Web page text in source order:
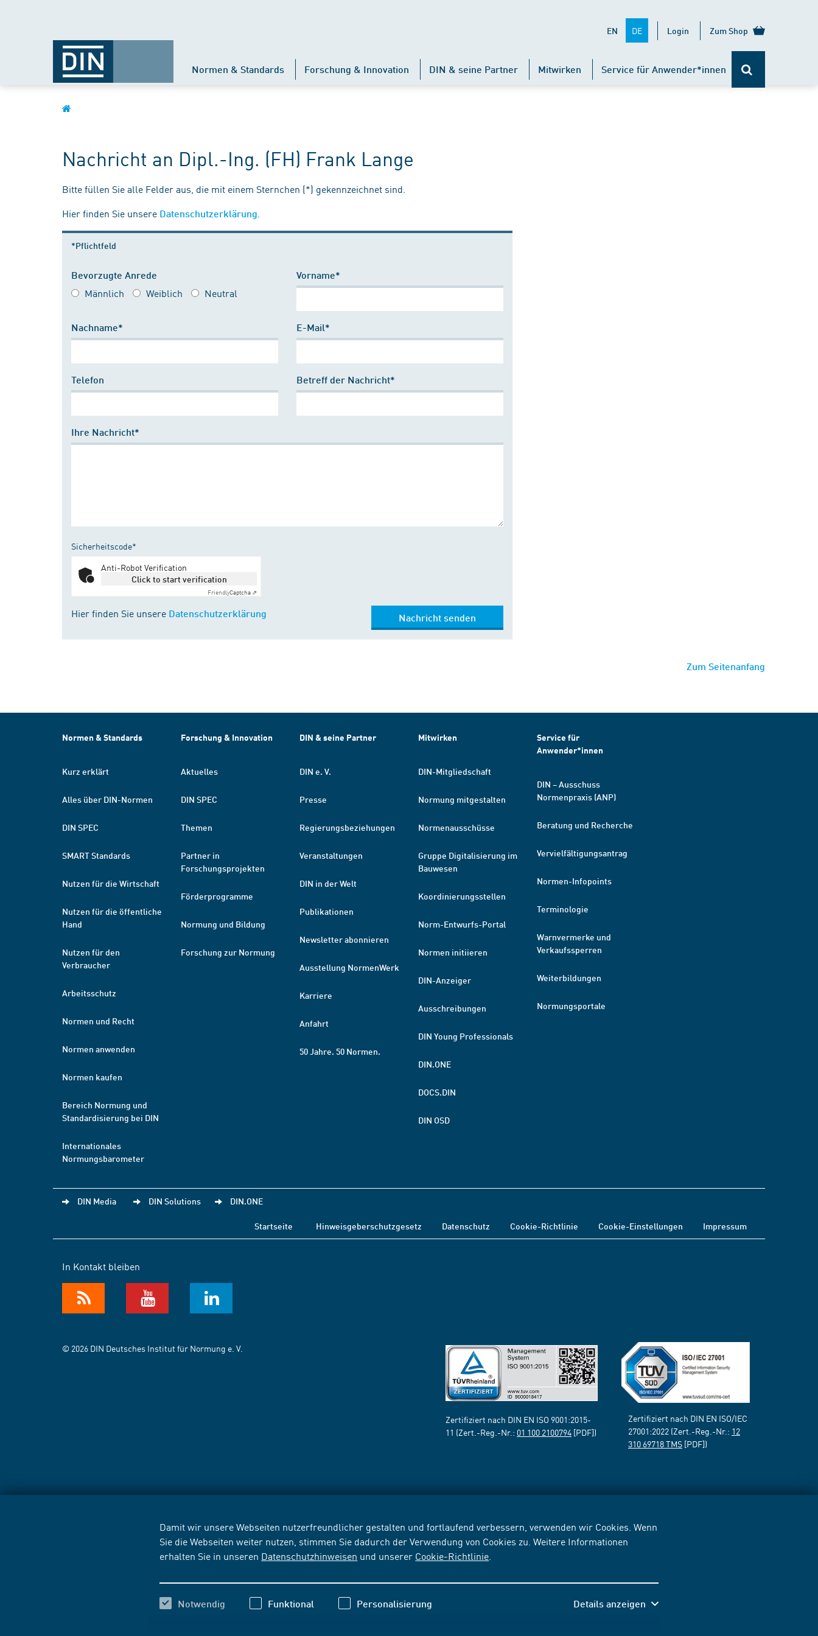
Damit wir unsere Webseiten nutzerfreundlicher gestalten und fortlaufend verbessern, verwenden wir Cookies. Wenn
Sie die Webseiten weiter nutzen, stimmen Sie dadurch der Verwendung von Cookies zu. Weitere Informationen
erhalten Sie in unseren Datenschutzhinweisen und unserer Cookie-Richtlinie
Notwendig Funktional Personalisierung Details anzeigen
EN DE Login Zum Shop
Normen & Standards Forschung & Innovation DIN & seine Partner Mitwirken Service für Anwender*innen
Nachricht an Dipl.-Ing. (FH) Frank Lange
Bitte füllen Sie alle Felder aus, die mit einem Sternchen (*) gekennzeichnet sind.
Hier finden Sie unsere Datenschutzerklärung
*Pflichtfeld
Bevorzugte Anrede
Männlich Weiblich Neutral
Vorname*
Nachname* E-Mail*
Telefon Betreff der Nachricht*
Ihre Nachricht*
Sicherheitscode*
Anti-Robot Verification
Click to start verification
FriendlyCaptcha ⇗
Hier finden Sie unsere Datenschutzerklärung Nachricht senden
Zum Seitenanfang
Normen & Standards
Kurz erklärt
Alles über DIN-Normen
DIN SPEC
SMART Standards
Nutzen für die Wirtschaft
Nutzen für die öffentliche
Hand
Nutzen für den
Verbraucher
Arbeitsschutz
Normen und Recht
Normen anwenden
Normen kaufen
Bereich Normung und
Standardisierung bei DIN
Internationales
Normungsbarometer
Forschung & Innovation
Aktuelles
DIN SPEC
Themen
Partner in
Forschungsprojekten
Förderprogramme
Normung und Bildung
Forschung zur Normung
DIN & seine Partner
DIN e. V.
Presse
Regierungsbeziehungen
Veranstaltungen
DIN in der Welt
Publikationen
Newsletter abonnieren
Ausstellung NormenWerk
Karriere
Anfahrt
50 Jahre. 50 Normen.
Mitwirken
DIN-Mitgliedschaft
Normung mitgestalten
Normenausschüsse
Gruppe Digitalisierung im
Bauwesen
Koordinierungsstellen
Norm-Entwurfs-Portal
Normen initiieren
DIN-Anzeiger
Ausschreibungen
DIN Young Professionals
DIN.ONE
DOCS.DIN
DIN OSD
Service für
Anwender*innen
DIN – Ausschuss
Normenpraxis (ANP)
Beratung und Recherche
Vervielfältigungsantrag
Normen-Infopoints
Terminologie
Warnvermerke und
Verkaufssperren
Weiterbildungen
Normungsportale
DIN Media DIN Solutions DIN.ONE
Startseite Hinweisgeberschutzgesetz Datenschutz Cookie-Richtlinie Cookie-Einstellungen Impressum
In Kontakt bleiben
© 2026 DIN Deutsches Institut für Normung e. V.
Zertifiziert nach DIN EN ISO 9001:2015-
11 (Zert.-Reg.-Nr.: 01 100 2100794 [PDF])
Zertifiziert nach DIN EN ISO/IEC
27001:2022 (Zert.-Reg.-Nr.: 12
310 69718 TMS [PDF])